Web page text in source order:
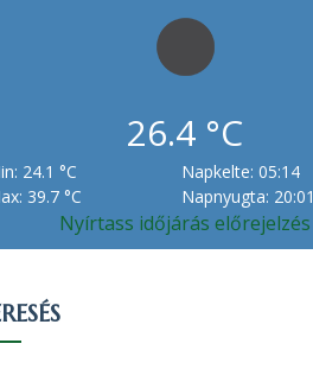
26.4 °C
24.1 °C
39.7 °C
Napkelte: 05:14
Napnyugta: 20:01
Nyírtass időjárás előrejelzés